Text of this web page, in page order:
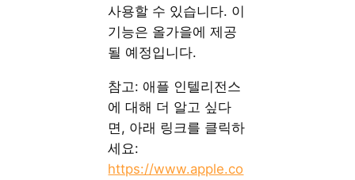
사용할 수 있습니다. 이
기능은 올가을에 제공
될 예정입니다.
참고: 애플 인텔리전스
에 대해 더 알고 싶다
면, 아래 링크를 클릭하
세요:
https://www.apple.co